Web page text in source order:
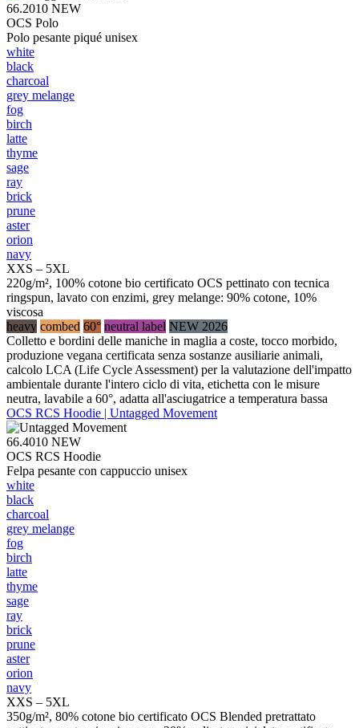
66.2010 NEW
OCS Polo
Polo pesante piqué unisex
white
black
charcoal
grey melange
fog
birch
latte
thyme
sage
ray
brick
prune
aster
orion
navy
XXS – 5XL
220g/m², 100% cotone bio certificato OCS pettinato con tecnica
ringspun, lavato con enzimi, grey melange: 90% cotone, 10%
viscosa
heavy combed 60° neutral label NEW 2026
Colletto e bordini delle maniche in maglia a coste, tocco morbido,
produzione vegana certificata senza sostanze ausiliarie animali,
calcolo LCA (Life Cycle Assessment) per la valutazione dell'impatto
ambientale durante l'intero ciclo di vita, etichetta con le misure
neutra, lavabile a 60°, adatta all'asciugatrice a temperatura bassa
OCS RCS Hoodie | Untagged Movement
66.4010 NEW
OCS RCS Hoodie
Felpa pesante con cappuccio unisex
white
black
charcoal
grey melange
fog
birch
latte
thyme
sage
ray
brick
prune
aster
orion
navy
XXS – 5XL
350g/m², 80% cotone bio certificato OCS Blended pretrattato